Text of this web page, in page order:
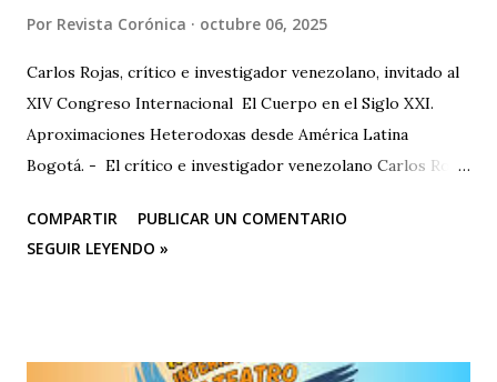
Por Revista Corónica octubre 06, 2025
Carlos Rojas, crítico e investigador venezolano, invitado al
XIV Congreso Internacional El Cuerpo en el Siglo XXI.
Aproximaciones Heterodoxas desde América Latina
Bogotá. - El crítico e investigador venezolano Carlos Rojas
Experimental de las Artes (UNEARTE), de Venezuela, en la
nueva edición del XIV Congreso Internacional El Cuerpo en
COMPARTIR
PUBLICAR UN COMENTARIO
SEGUIR LEYENDO »